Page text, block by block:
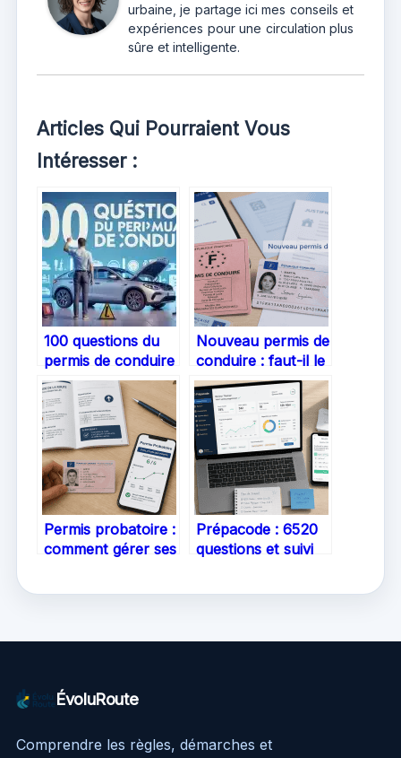
urbaine, je partage ici mes conseils et
expériences pour une circulation plus
sûre et intelligente.
Articles Qui Pourraient Vous
Intéresser :
100 questions du
permis de conduire
: maîtrisez les
vérifications pour
assurer vos 3
points
Nouveau permis de
conduire : faut-il le
remplacer,
comment faire et
quels sont les
délais ?
Permis probatoire :
comment gérer ses
Prépacode : 6520
questions et suivi
ÉvoluRoute
Comprendre les règles, démarches et